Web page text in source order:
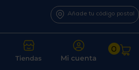
Añade tu código postal
Tiendas Mi cuenta
0